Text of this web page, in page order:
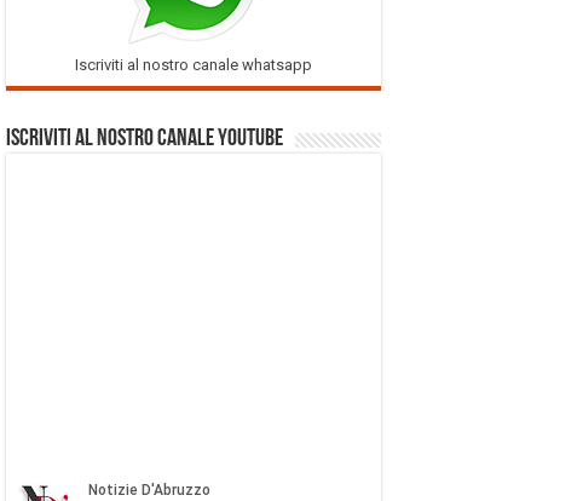
Iscriviti al nostro canale whatsapp
Iscriviti al nostro Canale Youtube